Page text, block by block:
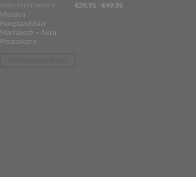
AURA PEEPERKORN
Metalen
Hangkandelaar
Marrakech – Aura
Peeperkorn
€39,95 - €49,95Prijsklasse:
Dit
product
heeft
meerdere